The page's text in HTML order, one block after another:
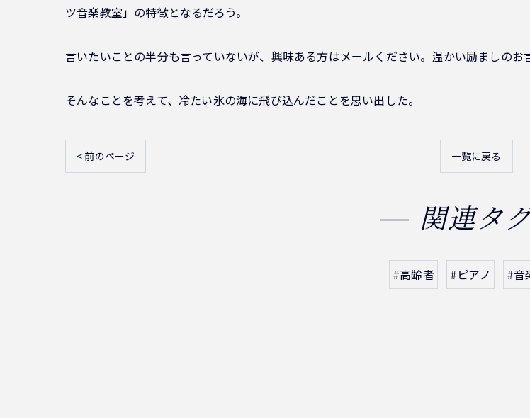
ツ音楽教室」の特徴となるだろう。
言いたいことの半分も言っていないが、興味ある方はメールください。温かい励ましのお
そんなことを考えて、冷たい氷の海に飛び込んだことを思い出した。
< 前のページ 一覧に戻る
関連タ
#高齢者 #ピアノ #音